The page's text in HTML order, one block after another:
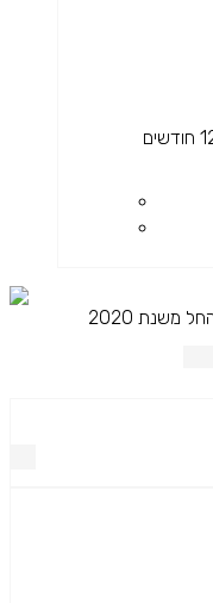
דואל סים פיזי אחריות ל 12 חודשים